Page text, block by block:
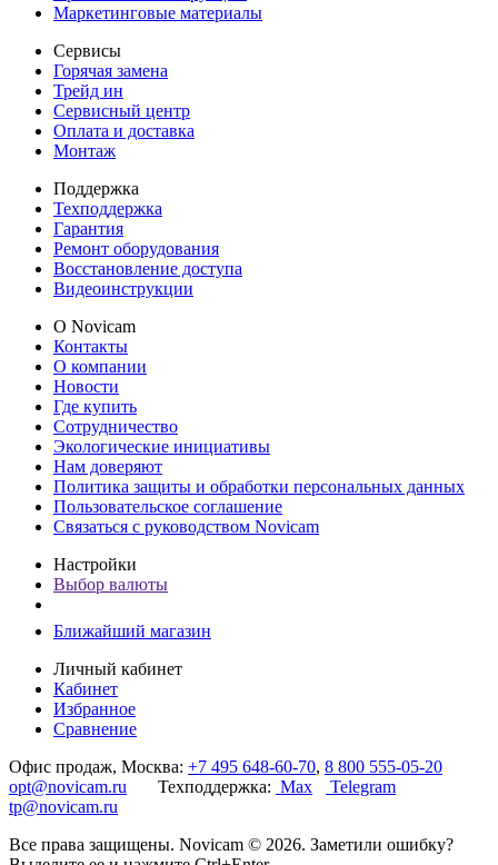
Маркетинговые материалы
Сервисы
Горячая замена
Трейд ин
Сервисный центр
Оплата и доставка
Монтаж
Поддержка
Техподдержка
Гарантия
Ремонт оборудования
Восстановление доступа
Видеоинструкции
О Novicam
Контакты
О компании
Новости
Где купить
Сотрудничество
Экологические инициативы
Нам доверяют
Политика защиты и обработки персональных данных
Пользовательское соглашение
Связаться с руководством Novicam
Настройки
Выбор валюты
Ближайший магазин
Личный кабинет
Кабинет
Избранное
Сравнение
Офис продаж, Москва: +7 495 648-60-70, 8 800 555-05-20
opt@novicam.ru Техподдержка: Max
Telegram
tp@novicam.ru
Все права защищены. Novicam © 2026. Заметили ошибку?